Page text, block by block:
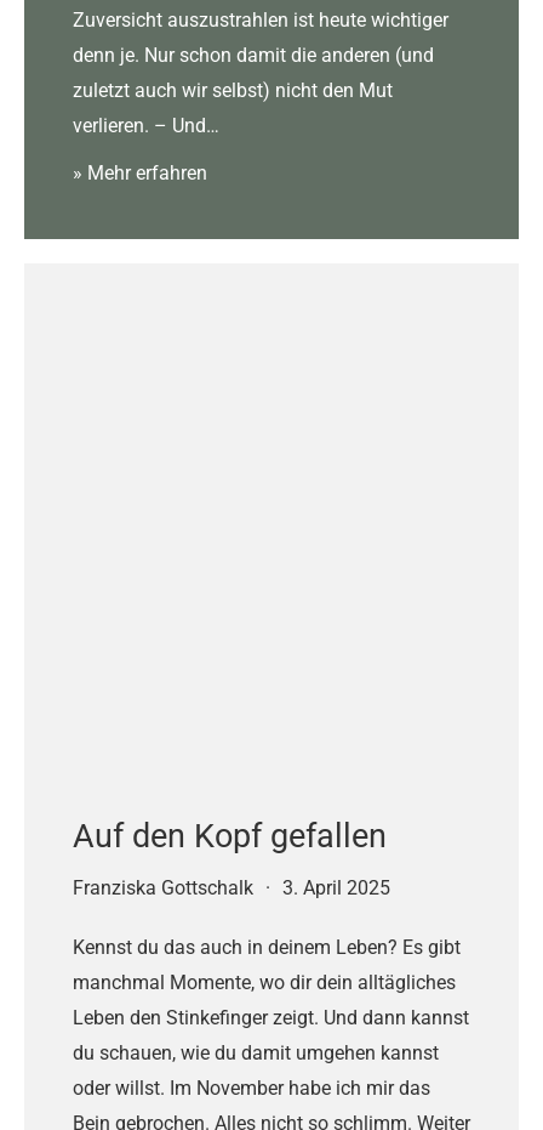
Zuversicht auszustrahlen ist heute wichtiger
denn je. Nur schon damit die anderen (und
zuletzt auch wir selbst) nicht den Mut
verlieren. – Und…
» Mehr erfahren
Auf den Kopf gefallen
Franziska Gottschalk · 3. April 2025
Kennst du das auch in deinem Leben? Es gibt
manchmal Momente, wo dir dein alltägliches
Leben den Stinkefinger zeigt. Und dann kannst
du schauen, wie du damit umgehen kannst
oder willst. Im November habe ich mir das
Bein gebrochen. Alles nicht so schlimm. Weiter